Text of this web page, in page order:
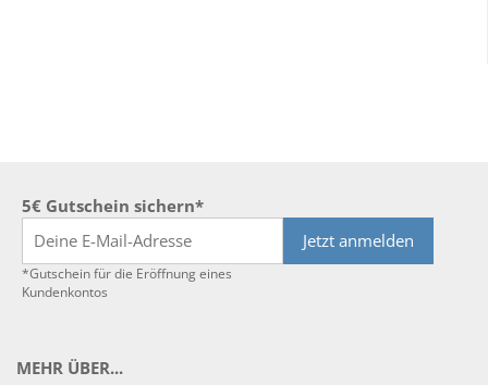
5€ Gutschein sichern*
Jetzt anmelden
*Gutschein für die Eröffnung eines
Kundenkontos
MEHR ÜBER...